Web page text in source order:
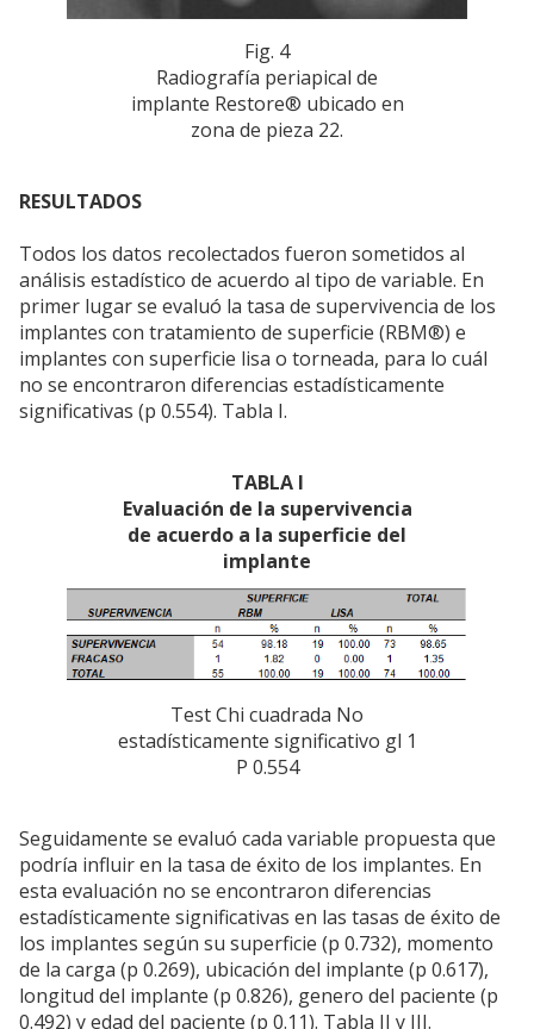
Fig. 4
Radiografía periapical de
implante Restore® ubicado en
zona de pieza 22.
RESULTADOS
Todos los datos recolectados fueron sometidos al
análisis estadístico de acuerdo al tipo de variable. En
primer lugar se evaluó la tasa de supervivencia de los
implantes con tratamiento de superficie (RBM®) e
implantes con superficie lisa o torneada, para lo cuál
no se encontraron diferencias estadísticamente
significativas (p 0.554). Tabla I.
TABLA I
Evaluación de la supervivencia
de acuerdo a la superficie del
implante
Test Chi cuadrada No
estadísticamente significativo gl 1
P 0.554
Seguidamente se evaluó cada variable propuesta que
podría influir en la tasa de éxito de los implantes. En
esta evaluación no se encontraron diferencias
estadísticamente significativas en las tasas de éxito de
los implantes según su superficie (p 0.732), momento
de la carga (p 0.269), ubicación del implante (p 0.617),
longitud del implante (p 0.826), genero del paciente (p
0.492) y edad del paciente (p 0.11). Tabla II y III.